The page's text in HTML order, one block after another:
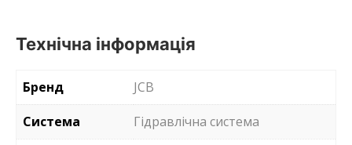
Технічна інформація
Бренд
JCB
Система
Гідравлічна система